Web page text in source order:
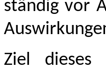
ständig vor
Ziel dieses